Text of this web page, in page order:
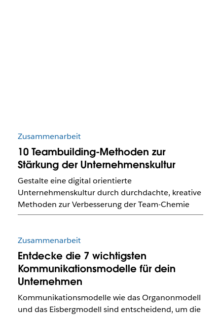
Zusammenarbeit
10 Teambuilding-Methoden zur
Stärkung der Unternehmenskultur
Gestalte eine digital orientierte
Unternehmenskultur durch durchdachte, kreative
Methoden zur Verbesserung der Team-Chemie
Zusammenarbeit
Entdecke die 7 wichtigsten
Kommunikationsmodelle für dein
Unternehmen
Kommunikationsmodelle wie das Organonmodell
und das Eisbergmodell sind entscheidend, um die